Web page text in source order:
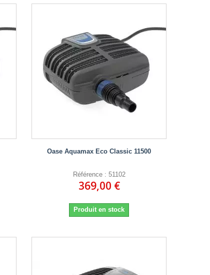
Oase Aquamax Eco Classic 11500
Référence : 51102
369,00 €
Produit en stock